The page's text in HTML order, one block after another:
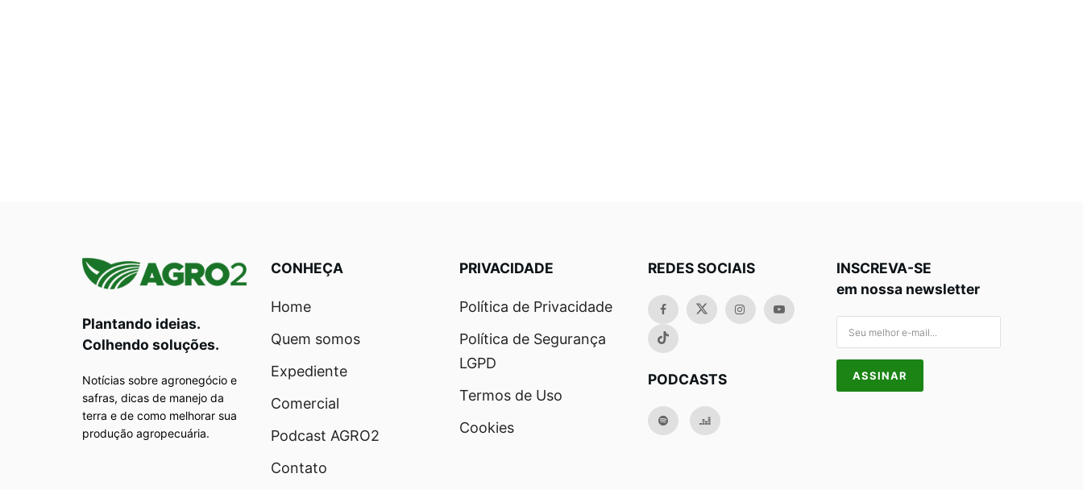
Plantando ideias.
Colhendo soluções.
Notícias sobre agronegócio e
safras, dicas de manejo da
terra e de como melhorar sua
produção agropecuária.
CONHEÇA
Home
Quem somos
Expediente
Comercial
Podcast AGRO2
Contato
PRIVACIDADE
Política de Privacidade
Política de Segurança
LGPD
Termos de Uso
Cookies
REDES SOCIAIS
PODCASTS
INSCREVA-SE
em nossa newsletter